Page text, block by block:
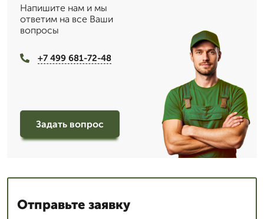
Напишите нам и мы
ответим на все Ваши
вопросы
+7 499 681-72-48
Задать вопрос
Отправьте заявку